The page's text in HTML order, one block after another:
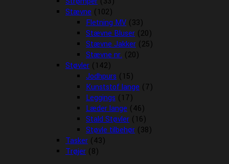
Stævne (102)
Fletning MV (33)
Stævne Bluser (20)
Stævne Jakker (25)
Stævne nr. (20)
Støvler (142)
Jodhpurs (15)
Kunststof lange (7)
Leggings (17)
Læder lange (46)
Stald Støvler (16)
Støvle tilbehør (38)
Tasker (43)
Trøjer (8)